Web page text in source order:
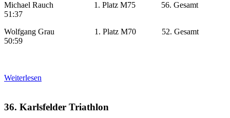
Michael Rauch 1. Platz M75 56. Gesamt
51:37
Wolfgang Grau 1. Platz M70 52. Gesamt
50:59
Weiterlesen
36. Karlsfelder Triathlon